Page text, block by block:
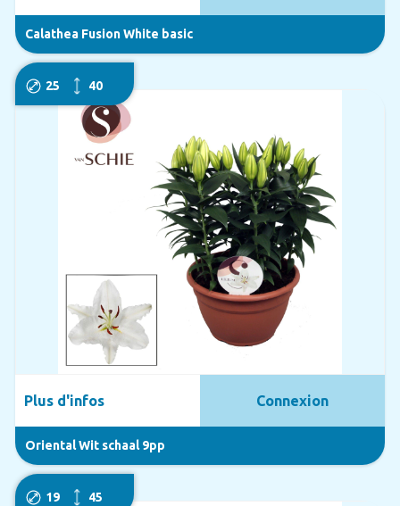
Calathea Fusion White basic
25 40
Oriental Wit schaal 9pp
Plus d'infos Connexion
19 45